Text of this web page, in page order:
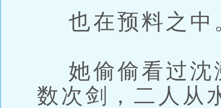
也在预料之中
她偷偷看过沈
数次剑，二人从